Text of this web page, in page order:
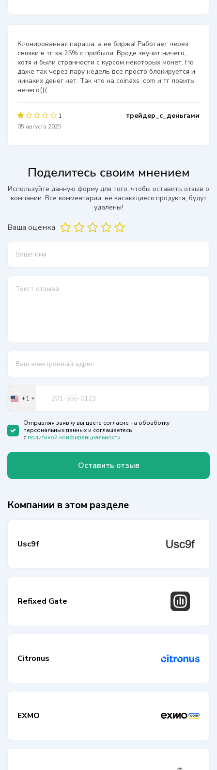
Клонированная параша, а не биржа! Работает через
связки в тг за 25% с прибыли. Вроде звучит ничего,
хотя и были странности с курсом некоторых монет. Но
даже так через пару недель все просто блокируется и
никаких денег нет. Так что на coinaxs .com и тг ловить
нечего(((
1
05 августа 2025
трейдер_с_деньгами
Поделитесь своим мнением
Используйте данную форму для того, чтобы оставить отзыв о
компании. Все комментарии, не касающиеся продукта, будут
удалены!
Ваша оценка
United
+1
Отправляя заявку вы даете согласие на обработку
персональных данных и соглашаетесь
с политикой конфиденциальности
Оставить отзыв
Компании в этом разделе
Usc9f
Refixed Gate
Citronus
EXMO